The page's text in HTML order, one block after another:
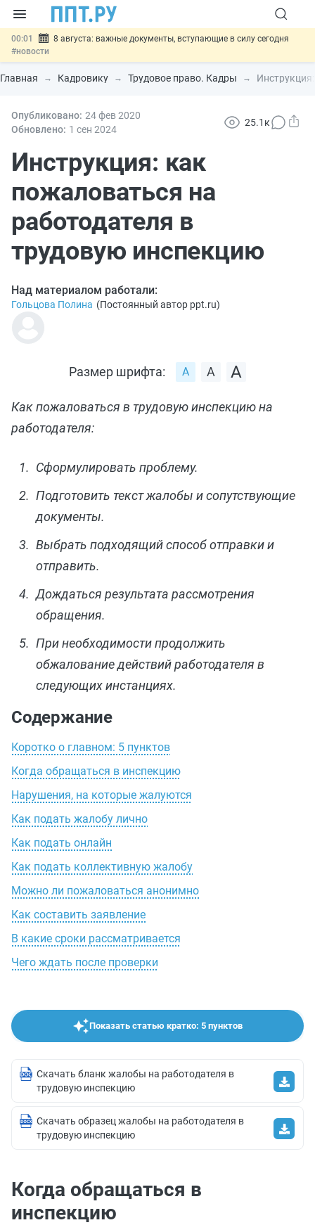
00:01
8 августа: важные документы, вступающие в силу сегодня
#новости
07.08 Подписан закон о блокировке продажи опасных товаров через
«Честный знак»#новости
07.08 Госпошлину за устранение ошибок в документах предлагают
отменить#новости
отношений
Главная Кадровику Трудовое право. Кадры
Опубликовано: 24 фев2020
Обновлено: 1 сен 2024
25.1к
Инструкция: как
пожаловаться на
работодателя в
трудовую инспекцию
Над материалом работали:
Гольцова Полина (Постоянный автор ppt.ru)
Размер шрифта:
Как пожаловаться в трудовую инспекцию на
работодателя:
Сформулировать проблему.
Подготовить текст жалобы и сопутствующие
документы.
Выбрать подходящий способ отправки и
отправить.
Дождаться результата рассмотрения
обращения.
При необходимости продолжить
обжалование действий работодателя в
следующих инстанциях.
Содержание
Коротко о главном: 5 пунктов
Когда обращаться в инспекцию
Нарушения, на которые жалуются
Как подать жалобу лично
Как подать онлайн
Как подать коллективную жалобу
Можно ли пожаловаться анонимно
Как составить заявление
В какие сроки рассматривается
Чего ждать после проверки
Показать статью кратко: 5 пунктов
Скачать бланк жалобы на работодателя в
трудовую инспекцию
Скачать образец жалобы на работодателя в
трудовую инспекцию
Когда обращаться в
инспекцию